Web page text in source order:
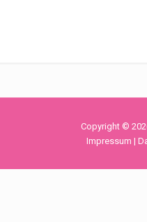
Copyright ©
Impressum |